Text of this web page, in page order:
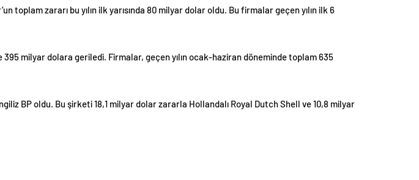
toplam zararı bu yılın ilk yarısında 80 milyar dolar oldu. Bu firmalar geçen yılın ilk 6
milyar dolara geriledi. Firmalar, geçen yılın ocak-haziran döneminde toplam 635
BP oldu. Bu şirketi 18,1 milyar dolar zararla Hollandalı Royal Dutch Shell ve 10,8 milyar